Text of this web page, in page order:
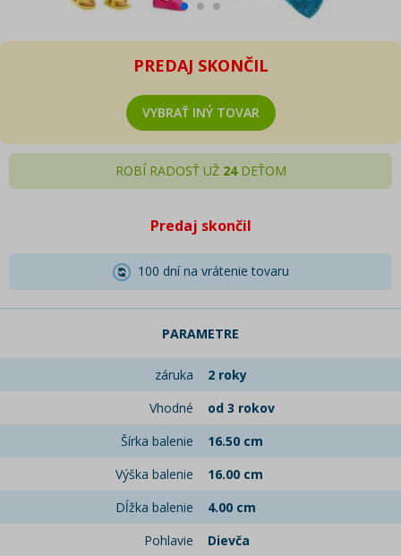
PREDAJ SKONČIL
VYBRAŤ INÝ TOVAR
ROBÍ RADOSŤ UŽ 24DEŤOM
Predaj skončil
100 dní na vrátenie tovaru
PARAMETRE
záruka
2 roky
Vhodné
od 3 rokov
Šírka balenie
16.50 cm
Výška balenie
16.00 cm
Dĺžka balenie
4.00 cm
Pohlavie
Dievča